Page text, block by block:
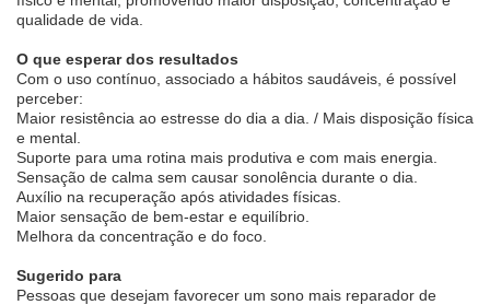
qualidade de vida.
O que esperar dos resultados
Com o uso contínuo, associado a hábitos saudáveis, é possível
perceber:
Maior resistência ao estresse do dia a dia. / Mais disposição física
e mental.
Suporte para uma rotina mais produtiva e com mais energia.
Sensação de calma sem causar sonolência durante o dia.
Auxílio na recuperação após atividades físicas.
Maior sensação de bem-estar e equilíbrio.
Melhora da concentração e do foco.
Sugerido para
Pessoas que desejam favorecer um sono mais reparador de